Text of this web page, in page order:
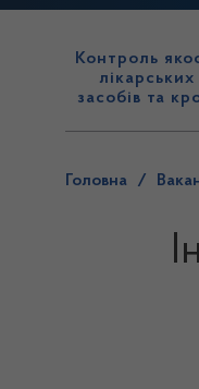
Контроль
лікарських
засобів та
Головна /